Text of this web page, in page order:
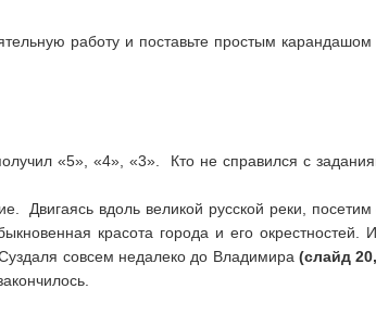
работу и поставьте простым
«5», «4», «3». Кто не справился с
Двигаясь вдоль великой русской реки,
красота города и его
совсем недалеко до Владимира(слайд